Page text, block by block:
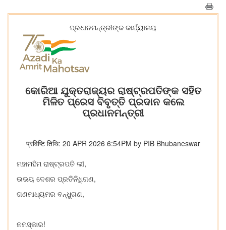
ପ୍ରଧାନମନ୍ତ୍ରୀଙ୍କ କାର୍ଯ୍ୟାଳୟ
କୋରିଆ ଯୁକ୍ତରାଜ୍ୟର ରାଷ୍ଟ୍ରପତିଙ୍କ ସହିତ
ମିଳିତ ପ୍ରେସ ବିବୃତ୍ତି ପ୍ରଦାନ କଲେ
ପ୍ରଧାନମନ୍ତ୍ରୀ
प्रविष्टि तिथि: 20 APR 2026 6:54PM by PIB Bhubaneswar
ମହାମହିମ ରାଷ୍ଟ୍ରପତି ଲୀ,
ଉଭୟ ଦେଶର ପ୍ରତିନିଧିଗଣ,
ଗଣମାଧ୍ୟମର ବନ୍ଧୁଗଣ,
ନମସ୍କାର!